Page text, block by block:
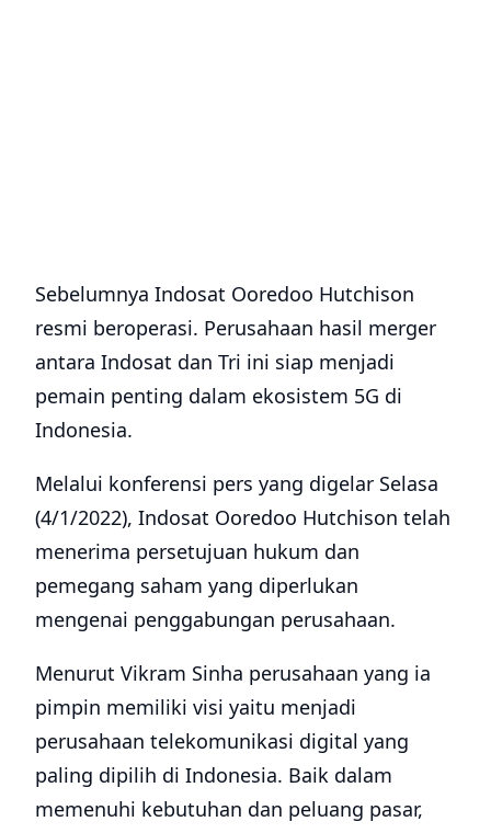
Sebelumnya Indosat Ooredoo Hutchison
resmi beroperasi. Perusahaan hasil merger
antara Indosat dan Tri ini siap menjadi
pemain penting dalam ekosistem 5G di
Indonesia.
Melalui konferensi pers yang digelar Selasa
(4/1/2022), Indosat Ooredoo Hutchison telah
menerima persetujuan hukum dan
pemegang saham yang diperlukan
mengenai penggabungan perusahaan.
Menurut Vikram Sinha perusahaan yang ia
pimpin memiliki visi yaitu menjadi
perusahaan telekomunikasi digital yang
paling dipilih di Indonesia. Baik dalam
memenuhi kebutuhan dan peluang pasar,